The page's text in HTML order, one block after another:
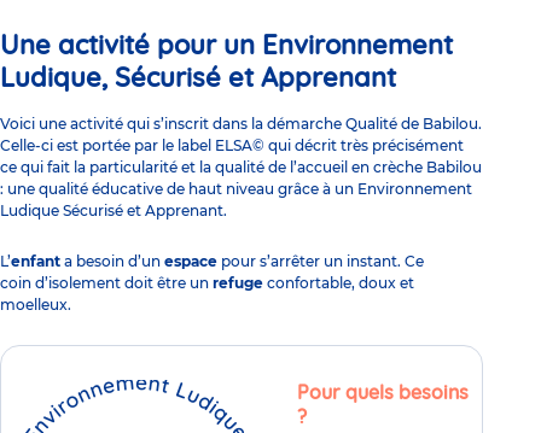
Une activité pour un Environnement
Ludique, Sécurisé et Apprenant
Voici une activité qui s’inscrit dans la démarche Qualité de Babilou.
Celle-ci est portée par le label ELSA© qui décrit très précisément
ce qui fait la particularité et la qualité de l’accueil en crèche Babilou
: une qualité éducative de haut niveau grâce à un Environnement
Ludique Sécurisé et Apprenant.
L’enfant a besoin d’un espace pour s’arrêter un instant. Ce
coin d’isolement doit être un refuge confortable, doux et
moelleux.
Pour quels besoins
?​